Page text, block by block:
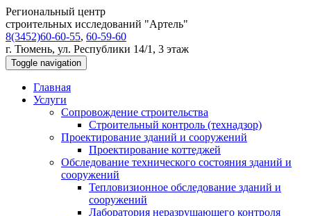
Региональный центр
строительных исследований "Артель"
8(3452)60-60-55, 60-59-60
г. Тюмень, ул. Республики 14/1, 3 этаж
Toggle navigation
Главная
Услуги
Сопровождение строительства
Строительный контроль (технадзор)
Проектирование зданий и сооружений
Проектирование коттеджей
Обследование технического состояния зданий и
сооружений
Тепловизионное обследование зданий и
сооружений
Лаборатория неразрушающего контроля